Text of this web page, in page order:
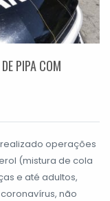
PIPA COM
operações
(mistura de cola
e até adultos,
não